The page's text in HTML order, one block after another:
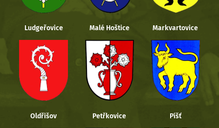
Ludgeřovice Malé Hoštice Markvartovice
Oldřišov Petřkovice Píšť